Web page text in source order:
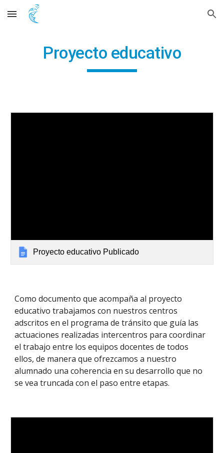
Skip to main content Skip to navigation
Proyecto educativo
Proyecto educativo Publicado
Como documento que acompaña al proyecto
educativo trabajamos con nuestros centros
adscritos en el programa de tránsito que guía las
actuaciones realizadas intercentros para coordinar
el trabajo entre los equipos docentes de todos
ellos, de manera que ofrezcamos a nuestro
alumnado una coherencia en su desarrollo que no
se vea truncada con el paso entre etapas.